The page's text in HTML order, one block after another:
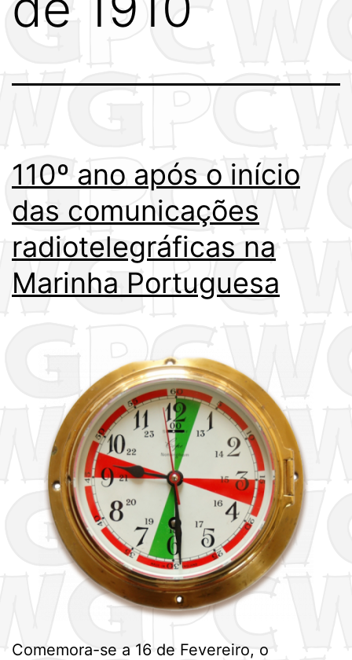
110º ano após o início
das comunicações
radiotelegráficas na
Marinha Portuguesa
Comemora-se a 16 de Fevereiro, o